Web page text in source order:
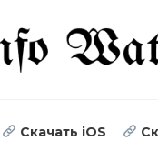
Скачать iOS